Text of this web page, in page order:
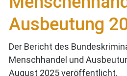
Ausbeutung
Der Bericht des
Menschhandel und
August 2025 veröffentlicht.